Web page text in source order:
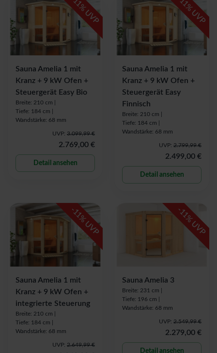
11
% UVP
Sauna Amelia 1 mit
Kranz + 9 kW Ofen +
Steuergerät Easy Bio
Breite: 210 cm |
Tiefe: 184 cm |
Wandstärke: 68 mm
UVP: 3.099,99 €
2.769,00 €
Detail ansehen
11
% UVP
Sauna Amelia 1 mit
Kranz + 9 kW Ofen +
Steuergerät Easy
Finnisch
Breite: 210 cm |
Tiefe: 184 cm |
Wandstärke: 68 mm
UVP: 2.799,99 €
2.499,00 €
Detail ansehen
-
11
% UVP
Sauna Amelia 1 mit
Kranz + 9 kW Ofen +
integrierte Steuerung
Breite: 210 cm |
Tiefe: 184 cm |
Wandstärke: 68 mm
UVP: 2.649,99 €
-
11
% UVP
Sauna Amelia 3
Breite: 231 cm |
Tiefe: 196 cm |
Wandstärke: 68 mm
UVP: 2.549,99 €
2.279,00 €
Detail ansehen